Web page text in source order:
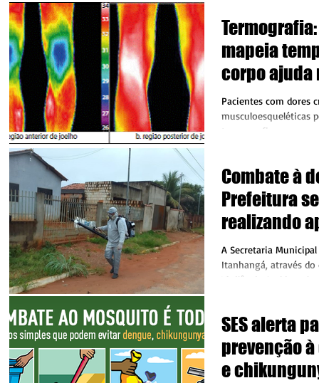
Termografia: Exame
mapeia
corpo ajuda
diagnóstico
inflamações
Pacientes com dores
musculoesqueléticas
termografia, exame
Combate à
Prefeitura
realizando
fumacê
A Secretaria Municipal
Itanhangá, através
Vigilância
SES alerta
prevenção
e